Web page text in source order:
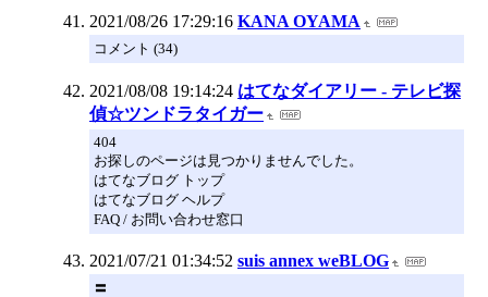
2021/08/26 17:29:16 KANA OYAMA
コメント (34)
2021/08/08 19:14:24 はてなダイアリー - テレビ探
偵☆ツンドラタイガー
404
お探しのページは見つかりませんでした。
はてなブログ トップ
はてなブログ ヘルプ
FAQ / お問い合わせ窓口
2021/07/21 01:34:52 suis annex weBLOG
〓